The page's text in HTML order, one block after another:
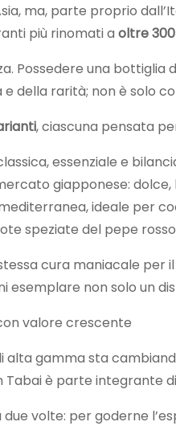
ma, parte proprio
più rinomati a oltre
Possedere una
della rarità; non è solo
, ciascuna pensata
essenziale e
giapponese:
ideale per
speziate del pepe
cura maniacale
esemplare non solo un
valore crescente
gamma sta
Tabai è parte integrante
due volte: per goderne